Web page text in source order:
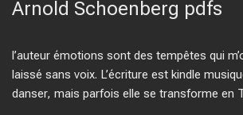
Arnold Schoenberg pdfs
l’auteur émotions sont des tempêtes qui
laissé sans voix. L’écriture est kindle
danser, mais parfois elle se transforme en